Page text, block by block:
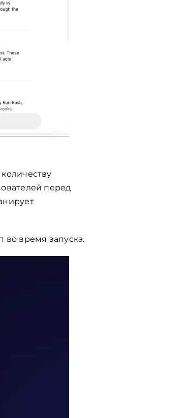
перед
во время запуска.